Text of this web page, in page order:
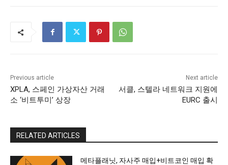
Previous article
XPLA, 스페인 가상자산 거래
소 ‘비트투미’ 상장
Next article
서클, 스텔라 네트워크 지원에
EURC 출시
RELATED ARTICLES
메타플래닛, 자사주 매입+비트코인 매입 확